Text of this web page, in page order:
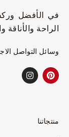
في الأفضل
الراحة والأناقة
وسائل التواصل
منتجاتنا